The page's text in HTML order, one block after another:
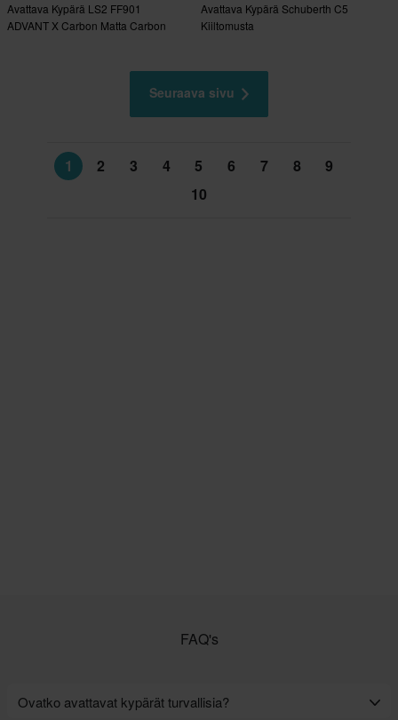
Avattava Kypärä LS2 FF901
ADVANT X Carbon Matta Carbon
Avattava Kypärä Schuberth C5
Kiiltomusta
Seuraava sivu
1 2 3 4 5 6 7 8
9
10
FAQ's
Ovatko avattavat kypärät turvallisia?